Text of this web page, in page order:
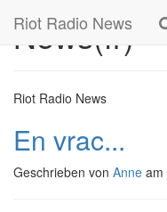
main
Riot Radio News
News(fr)
Riot Radio News
En vrac...
Geschrieben von Anne am